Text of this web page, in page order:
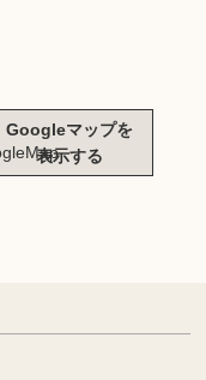
Googleマップを
表示する